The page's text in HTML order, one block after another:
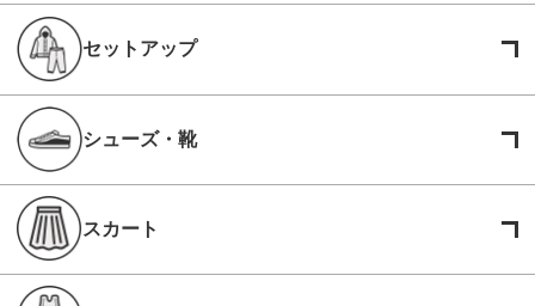
セットアップ
シューズ・靴
スカート